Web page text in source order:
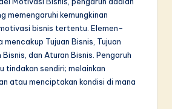
memengaruhi kemungkinan
bisnis tertentu. Elemen-
mencakup Tujuan Bisnis, Tujuan
Bisnis, dan Aturan Bisnis. Pengaruh
tindakan sendiri; melainkan
atau menciptakan kondisi di mana